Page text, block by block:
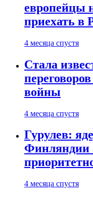
европейцы
приехать в
4 месяца спустя
Стала
войны
4 месяца спустя
Гурулев:
Финляндии
4 месяца спустя